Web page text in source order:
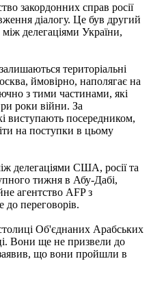
закордонних справ росії
діалогу. Це був другий
делегаціями України,
територіальні
ймовірно, наполягає на
з тими частинами, які
роки війни. За
посередником,
на поступки в цьому
делегаціями США, росії та
тижня в Абу-Дабі,
агентство AFP з
переговорів.
Об'єднаних Арабських
Вони ще не призвели до
що вони пройшли в